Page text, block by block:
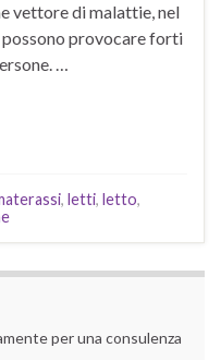
vettore di malattie, nel
possono provocare forti
…
, letti, letto,
per una consulenza